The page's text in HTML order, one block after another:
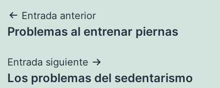
Navegación
de
entradas
Entrada anterior
Problemas al entrenar piernas
Entrada siguiente
Los problemas del sedentarismo